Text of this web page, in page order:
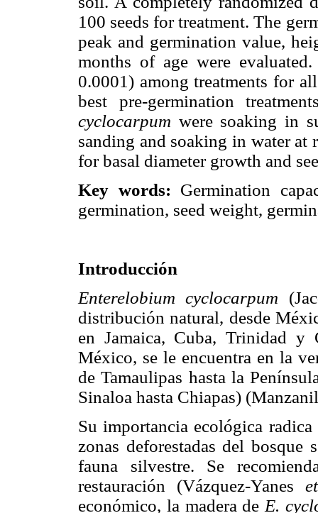
100 seeds for treatment. The
peak and germination value,
months of age were
0.0001) among treatments for
best pre-germination
cyclocarpum were soaking in
sanding and soaking in water at
for basal diameter growth and
Key words: Germination
germination, seed weight,
Introducción
Enterelobium cyclocarpum
distribución natural, desde
en Jamaica, Cuba, Trinidad y
México, se le encuentra en la
de Tamaulipas hasta la
Sinaloa hasta Chiapas)
Su importancia ecológica
zonas deforestadas del
fauna silvestre. Se
restauración (Vázquez-Yanes
económico, la madera de E.